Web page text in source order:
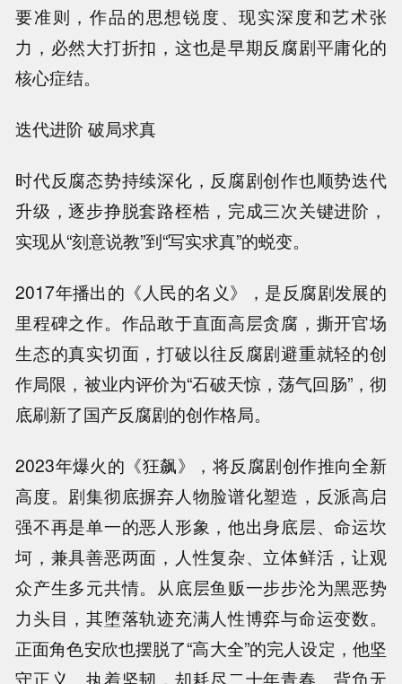
要准则，作品的思想锐度、现实深度和艺术张
力，必然大打折扣，这也是早期反腐剧平庸化的
核心症结。
迭代进阶 破局求真
时代反腐态势持续深化，反腐剧创作也顺势迭代
升级，逐步挣脱套路桎梏，完成三次关键进阶，
实现从“刻意说教”到“写实求真”的蜕变。
2017年播出的《人民的名义》，是反腐剧发展的
里程碑之作。作品敢于直面高层贪腐，撕开官场
生态的真实切面，打破以往反腐剧避重就轻的创
作局限，被业内评价为“石破天惊，荡气回肠”，彻
底刷新了国产反腐剧的创作格局。
2023年爆火的《狂飙》，将反腐剧创作推向全新
高度。剧集彻底摒弃人物脸谱化塑造，反派高启
强不再是单一的恶人形象，他出身底层、命运坎
坷，兼具善恶两面，人性复杂、立体鲜活，让观
众产生多元共情。从底层鱼贩一步步沦为黑恶势
力头目，其堕落轨迹充满人性博弈与命运变数。
正面角色安欣也摆脱了“高大全”的完人设定，他坚
守正义、执着坚韧，却耗尽二十年青春、背负无